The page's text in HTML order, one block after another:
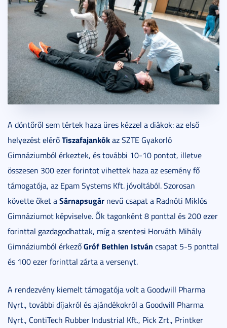
A döntőről sem tértek haza üres kézzel a diákok: az első
helyezést elérőTiszafajankókaz SZTE Gyakorló
Gimnáziumból érkeztek, és további 10-10 pontot, illetve
összesen 300 ezer forintot vihettek haza az esemény fő
támogatója, az Epam Systems Kft. jóvoltából. Szorosan
követte őket aSárnapsugár nevű csapat a Radnóti Miklós
Gimnáziumot képviselve. Ők tagonként 8 ponttal és 200 ezer
forinttal gazdagodhattak, míg a szentesi Horváth Mihály
Gimnáziumból érkezőGróf Bethlen István csapat 5-5 ponttal
és 100 ezer forinttal zárta a versenyt.
A rendezvény kiemelt támogatója volt a Goodwill Pharma
Nyrt., további díjakról és ajándékokról a Goodwill Pharma
Nyrt., ContiTech Rubber Industrial Kft., Pick Zrt., Printker